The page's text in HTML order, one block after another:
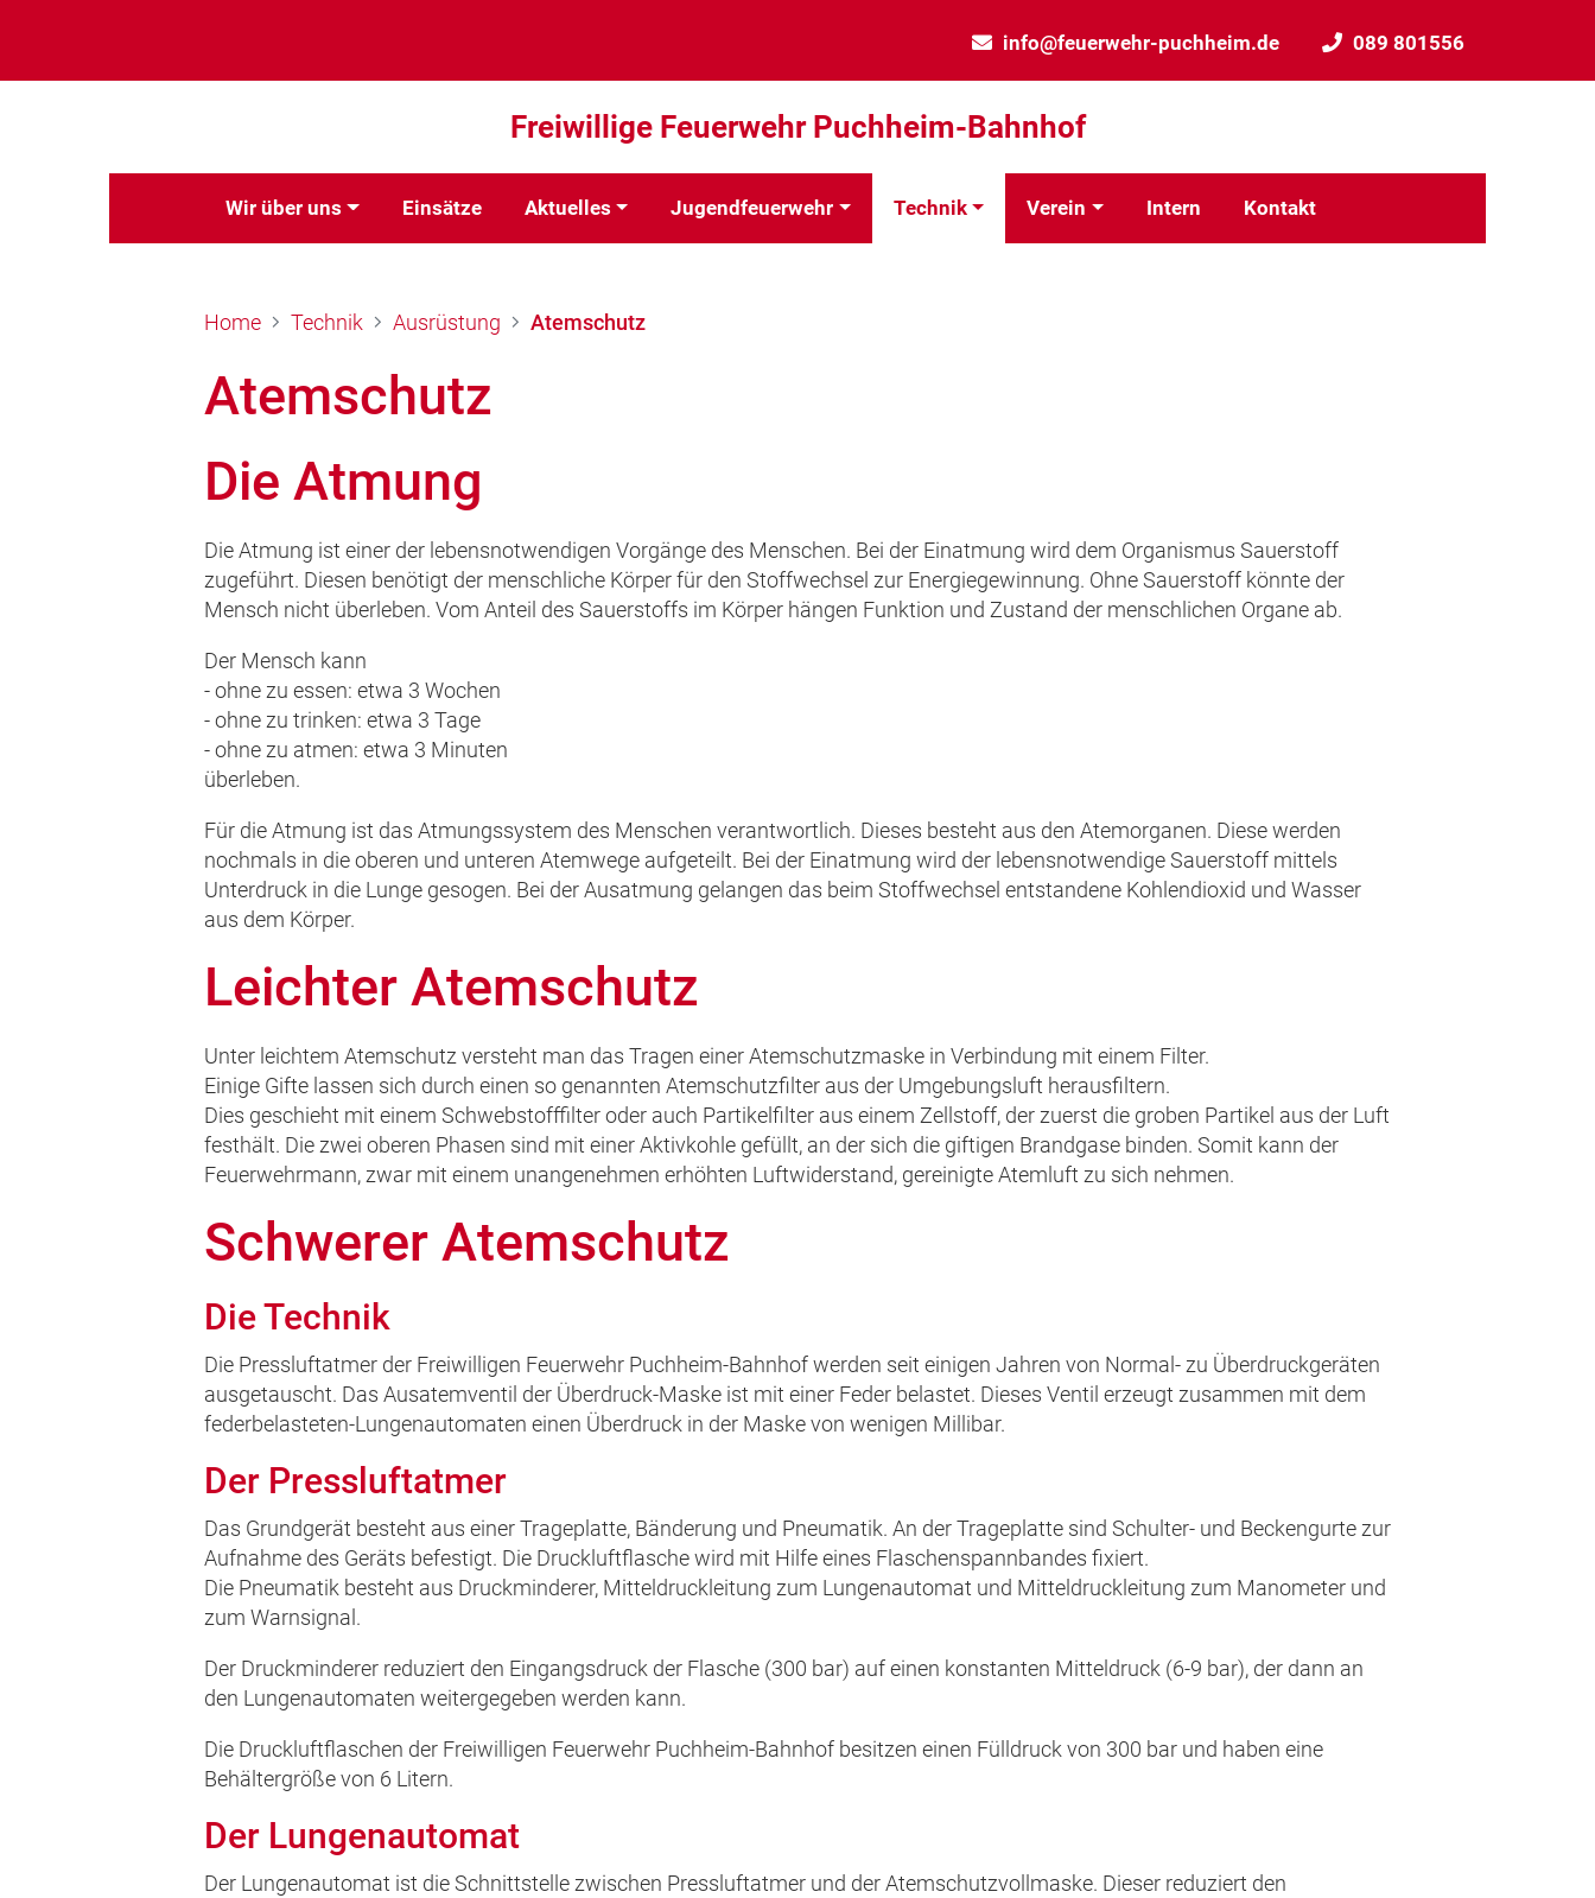
info@feuerwehr-puchheim.de 089 801556
Freiwillige Feuerwehr Puchheim-Bahnhof
Wir über uns Einsätze Aktuelles Jugendfeuerwehr Technik Verein Intern Kontakt
Home Technik Ausrüstung Atemschutz
Atemschutz
Die Atmung
Die Atmung ist einer der lebensnotwendigen Vorgänge des Menschen. Bei der Einatmung wird dem Organismus Sauerstoff
zugeführt. Diesen benötigt der menschliche Körper für den Stoffwechsel zur Energiegewinnung. Ohne Sauerstoff könnte der
Mensch nicht überleben. Vom Anteil des Sauerstoffs im Körper hängen Funktion und Zustand der menschlichen Organe ab.
Der Mensch kann
- ohne zu essen: etwa 3 Wochen
- ohne zu trinken: etwa 3 Tage
- ohne zu atmen: etwa 3 Minuten
überleben.
Für die Atmung ist das Atmungssystem des Menschen verantwortlich. Dieses besteht aus den Atemorganen. Diese werden
nochmals in die oberen und unteren Atemwege aufgeteilt. Bei der Einatmung wird der lebensnotwendige Sauerstoff mittels
Unterdruck in die Lunge gesogen. Bei der Ausatmung gelangen das beim Stoffwechsel entstandene Kohlendioxid und Wasser
aus dem Körper.
Leichter Atemschutz
Unter leichtem Atemschutz versteht man das Tragen einer Atemschutzmaske in Verbindung mit einem Filter.
Einige Gifte lassen sich durch einen so genannten Atemschutzfilter aus der Umgebungsluft herausfiltern.
Dies geschieht mit einem Schwebstofffilter oder auch Partikelfilter aus einem Zellstoff, der zuerst die groben Partikel aus der Luft
festhält. Die zwei oberen Phasen sind mit einer Aktivkohle gefüllt, an der sich die giftigen Brandgase binden. Somit kann der
Feuerwehrmann, zwar mit einem unangenehmen erhöhten Luftwiderstand, gereinigte Atemluft zu sich nehmen.
Schwerer Atemschutz
Die Technik
Die Pressluftatmer der Freiwilligen Feuerwehr Puchheim-Bahnhof werden seit einigen Jahren von Normal- zu Überdruckgeräten
ausgetauscht. Das Ausatemventil der Überdruck-Maske ist mit einer Feder belastet. Dieses Ventil erzeugt zusammen mit dem
federbelasteten-Lungenautomaten einen Überdruck in der Maske von wenigen Millibar.
Der Pressluftatmer
Das Grundgerät besteht aus einer Trageplatte, Bänderung und Pneumatik. An der Trageplatte sind Schulter- und Beckengurte zur
Aufnahme des Geräts befestigt. Die Druckluftflasche wird mit Hilfe eines Flaschenspannbandes fixiert.
Die Pneumatik besteht aus Druckminderer, Mitteldruckleitung zum Lungenautomat und Mitteldruckleitung zum Manometer und
zum Warnsignal.
Der Druckminderer reduziert den Eingangsdruck der Flasche (300 bar) auf einen konstanten Mitteldruck (6-9 bar), der dann an
den Lungenautomaten weitergegeben werden kann.
Die Druckluftflaschen der Freiwilligen Feuerwehr Puchheim-Bahnhof besitzen einen Fülldruck von 300 bar und haben eine
Behältergröße von 6 Litern.
Der Lungenautomat
Der Lungenautomat ist die Schnittstelle zwischen Pressluftatmer und der Atemschutzvollmaske. Dieser reduziert den